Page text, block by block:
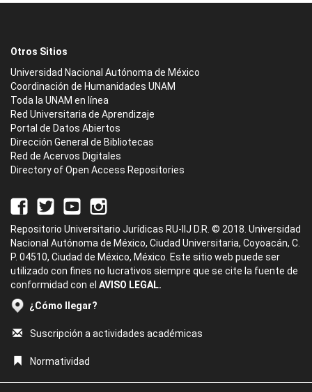
Otros Sitios
Universidad Nacional Autónoma de México
Coordinación de Humanidades UNAM
Toda la UNAM en línea
Red Universitaria de Aprendizaje
Portal de Datos Abiertos
Dirección General de Bibliotecas
Red de Acervos Digitales
Directory of Open Access Repositories
Repositorio Universitario Jurídicas RU-IIJ D.R. © 2018. Universidad
Nacional Autónoma de México, Ciudad Universitaria, Coyoacán, C.
P. 04510, Ciudad de México, México. Este sitio web puede ser
utilizado con fines no lucrativos siempre que se cite la fuente de
conformidad con el AVISO LEGAL.
¿Cómo llegar?
Suscripción a actividades académicas
Normatividad